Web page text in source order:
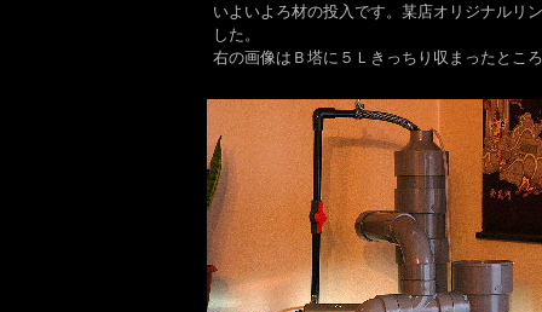
いよいよろ材の投入です。某店オリジナルリ
した。
右の画像はＢ塔に５Ｌきっちり収まったとこ